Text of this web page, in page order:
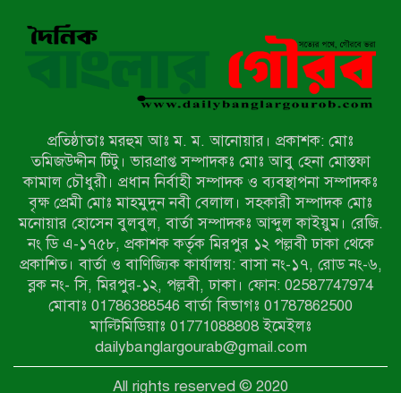
প্রতিবাদ করায় পিতাকে কু*পি*য়ে
জুলাই গণঅভ্যুত্থান দিবস-২০২৬ উপলক্ষে
নীলফামারীতে শহিদদের স্মরণে দোয়া
বেলকুচিতে বজ্রপাতে শিক্ষার্থীর মৃত্যু
বেলকুচিতে গণঅভ্যুত্থান দিবসে ইসলামী
আন্দোলনের গণমিছিল ও গণহত্যার
বিচারের দাবি
আন্দিউড়া ইউনিয়নে চেয়ারম্যান পদপ্রার্থী
হিসেবে ভোটের মাঠে সক্রিয় মোত্তাকিম
চৌধুরী
নন্দীগ্রামে বিএনপির বিশাল বিজয় র‍্যালী
প্রতিষ্ঠাতাঃ মরহুম আঃ ম. ম. আনোয়ার। প্রকাশক: মোঃ
তমিজউদ্দীন টিটু। ভারপ্রাপ্ত সম্পাদকঃ মোঃ আবু হেনা মোস্তফা
কামাল চৌধুরী। প্রধান নির্বাহী সম্পাদক ও ব্যবস্থাপনা সম্পাদকঃ
বৃক্ষ প্রেমী মোঃ মাহমুদুন নবী বেলাল। সহকারী সম্পাদক মোঃ
মনোয়ার হোসেন বুলবুল, বার্তা সম্পাদকঃ আব্দুল কাইয়ুম। রেজি.
নং ডি এ-১৭৫৮, প্রকাশক কর্তৃক মিরপুর ১২ পল্লবী ঢাকা থেকে
প্রকাশিত। বার্তা ও বাণিজ্যিক কার্যালয়: বাসা নং-১৭, রোড নং-৬,
ব্লক নং- সি, মিরপুর-১২, পল্লবী, ঢাকা। ফোন: 02587747974
মোবাঃ 01786388546 বার্তা বিভাগঃ 01787862500
মাল্টিমিডিয়াঃ 01771088808 ইমেইলঃ
dailybanglargourab@gmail.com
All rights reserved © 2020